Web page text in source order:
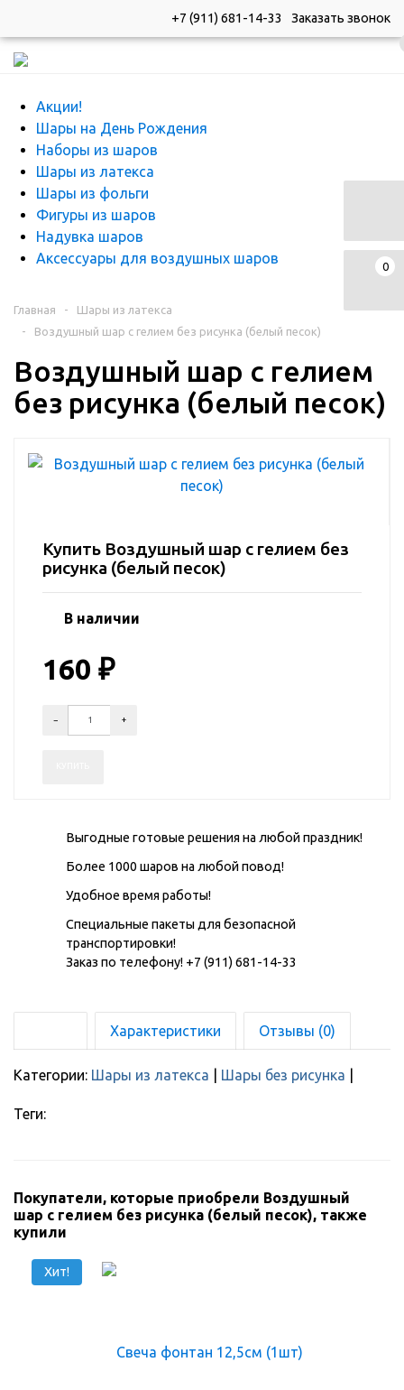
+7 (911) 681-14-33 Заказать звонок
0
Акции!
Шары на День Рождения
Наборы из шаров
Шары из латекса
Шары из фольги
Фигуры из шаров
Надувка шаров
Аксессуары для воздушных шаров
Главная -
Шары из латекса
-
Воздушный шар с гелием без рисунка (белый песок)
Воздушный шар с гелием
без рисунка (белый песок)
Купить Воздушный шар с гелием без
рисунка (белый песок)
В наличии
160 ₽
Выгодные готовые решения на любой праздник!
Более 1000 шаров на любой повод!
Удобное время работы!
Специальные пакеты для безопасной
транспортировки!
Заказ по телефону! +7 (911) 681-14-33
Характеристики Отзывы (0)
Категории: Шары из латекса Шары без рисунка
Теги:
Покупатели, которые приобрели Воздушный
шар с гелием без рисунка (белый песок), также
купили
Хит!